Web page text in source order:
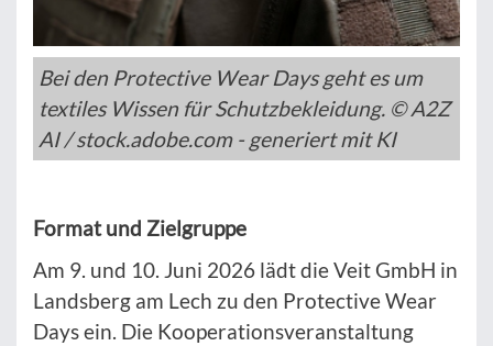
Bei den Protective Wear Days geht es um
textiles Wissen für Schutzbekleidung. © A2Z
AI / stock.adobe.com - generiert mit KI
Format und Zielgruppe
Am 9. und 10. Juni 2026 lädt die Veit GmbH in
Landsberg am Lech zu den Protective Wear
Days ein. Die Kooperationsveranstaltung